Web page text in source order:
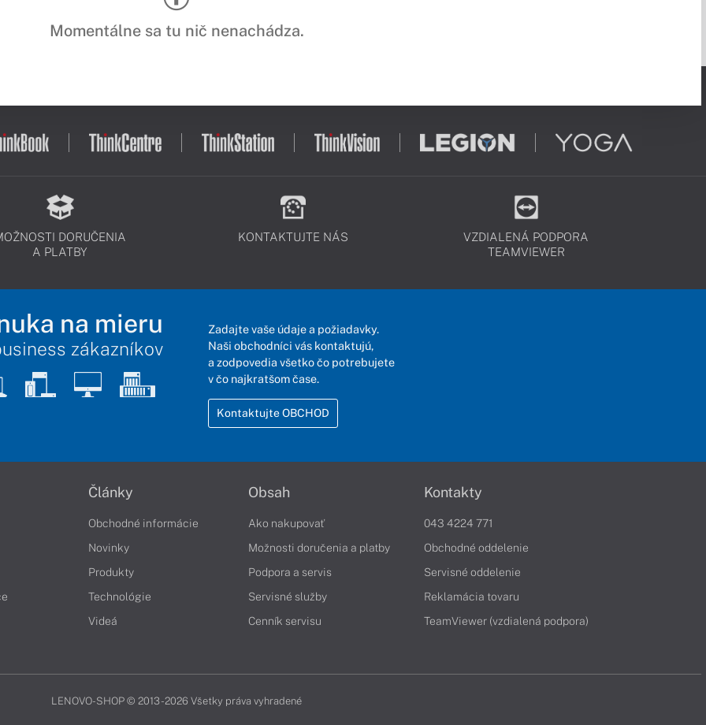
Momentálne sa tu nič nenachádza.
DORUČENIA
A PLATBY
KONTAKTUJTE NÁS
VZDIALENÁ PODPORA
TEAMVIEWER
na mieru
zákazníkov
Zadajte vaše údaje a požiadavky.
Naši obchodníci vás kontaktujú,
a zodpovedia všetko čo potrebujete
v čo najkratšom čase.
Kontaktujte OBCHOD
Články
Obchodné informácie
Novinky
Produkty
Technológie
Videá
Obsah
Ako nakupovať
Možnosti doručenia a platby
Podpora a servis
Servisné služby
Cenník servisu
Kontakty
043 4224 771
Obchodné oddelenie
Servisné oddelenie
Reklamácia tovaru
TeamViewer (vzdialená podpora)
LENOVO-SHOP © 2013 - 2026 Všetky práva vyhradené